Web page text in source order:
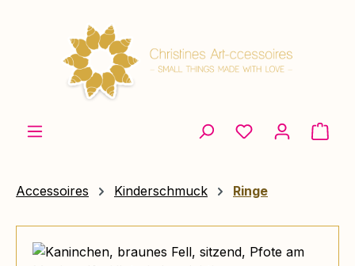
Accessoires Kinderschmuck Ringe
Bildergalerie überspringen